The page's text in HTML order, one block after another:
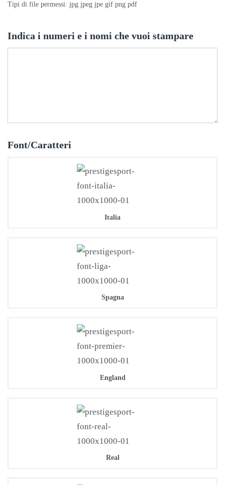
Tipi di file permessi: jpg jpeg jpe gif png pdf
Indica i numeri e i nomi che vuoi stampare
Font/Caratteri
Italia
Spagna
England
Real